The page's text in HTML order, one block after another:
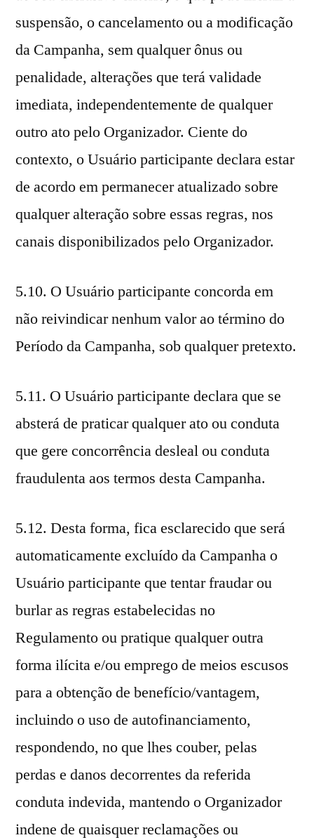
suspensão, o cancelamento ou a modificação
da Campanha, sem qualquer ônus ou
penalidade, alterações que terá validade
imediata, independentemente de qualquer
outro ato pelo Organizador. Ciente do
contexto, o Usuário participante declara estar
de acordo em permanecer atualizado sobre
qualquer alteração sobre essas regras, nos
canais disponibilizados pelo Organizador.
5.10. O Usuário participante concorda em
não reivindicar nenhum valor ao término do
Período da Campanha, sob qualquer pretexto.
5.11. O Usuário participante declara que se
absterá de praticar qualquer ato ou conduta
que gere concorrência desleal ou conduta
fraudulenta aos termos desta Campanha.
5.12. Desta forma, fica esclarecido que será
automaticamente excluído da Campanha o
Usuário participante que tentar fraudar ou
burlar as regras estabelecidas no
Regulamento ou pratique qualquer outra
forma ilícita e/ou emprego de meios escusos
para a obtenção de benefício/vantagem,
incluindo o uso de autofinanciamento,
respondendo, no que lhes couber, pelas
perdas e danos decorrentes da referida
conduta indevida, mantendo o Organizador
indene de quaisquer reclamações ou